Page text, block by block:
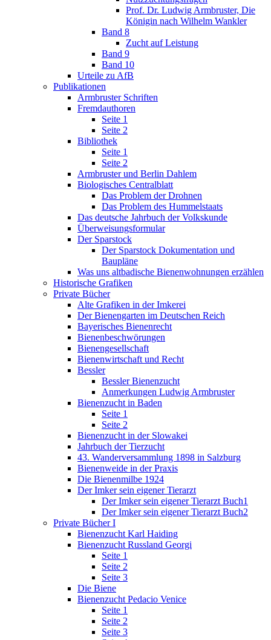
Prof. Dr. Ludwig Armbruster, Die
Königin nach Wilhelm Wankler
Band 8
Zucht auf Leistung
Band 9
Band 10
Urteile zu AfB
Publikationen
Armbruster Schriften
Fremdauthoren
Seite 1
Seite 2
Bibliothek
Seite 1
Seite 2
Armbruster und Berlin Dahlem
Biologisches Centralblatt
Das Problem der Drohnen
Das Problem des Hummelstaats
Das deutsche Jahrbuch der Volkskunde
Überweisungsformular
Der Sparstock
Der Sparstock Dokumentation und
Baupläne
Was uns altbadische Bienenwohnungen erzählen
Historische Grafiken
Private Bücher
Alte Grafiken in der Imkerei
Der Bienengarten im Deutschen Reich
Bayerisches Bienenrecht
Bienenbeschwörungen
Bienengesellschaft
Bienenwirtschaft und Recht
Bessler
Bessler Bienenzucht
Anmerkungen Ludwig Armbruster
Bienenzucht in Baden
Seite 1
Seite 2
Bienenzucht in der Slowakei
Jahrbuch der Tierzucht
43. Wanderversammlung 1898 in Salzburg
Bienenweide in der Praxis
Die Bienenmilbe 1924
Der Imker sein eigener Tierarzt
Der Imker sein eigener Tierarzt Buch1
Der Imker sein eigener Tierarzt Buch2
Private Bücher I
Bienenzucht Karl Haiding
Bienenzucht Russland Georgi
Seite 1
Seite 2
Seite 3
Die Biene
Bienenzucht Pedacio Venice
Seite 1
Seite 2
Seite 3